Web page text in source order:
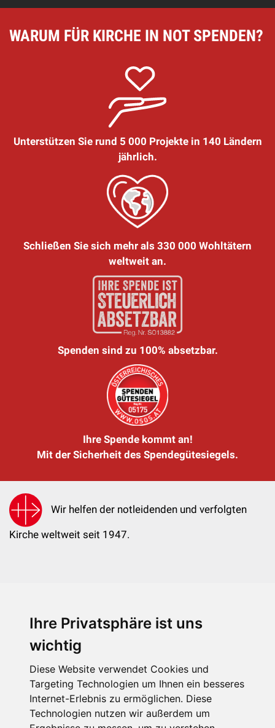
Ihre Privatsphäre ist uns
wichtig
Diese Website verwendet Cookies und
Targeting Technologien um Ihnen ein besseres
Internet-Erlebnis zu ermöglichen. Diese
Technologien nutzen wir außerdem um
WARUM FÜR KIRCHE IN NOT SPENDEN?
Unterstützen Sie rund 5 000 Projekte in 140 Ländern
jährlich.
Schließen Sie sich mehr als 330 000 Wohltätern
weltweit an.
Spenden sind zu 100% absetzbar.
Ihre Spende kommt an!
Mit der Sicherheit des Spendegütesiegels.
Wir helfen der notleidenden und verfolgten
Kirche weltweit seit 1947.
KIRCHE IN NOT - Österreich
kin@kircheinnot.at
KIN weltweit